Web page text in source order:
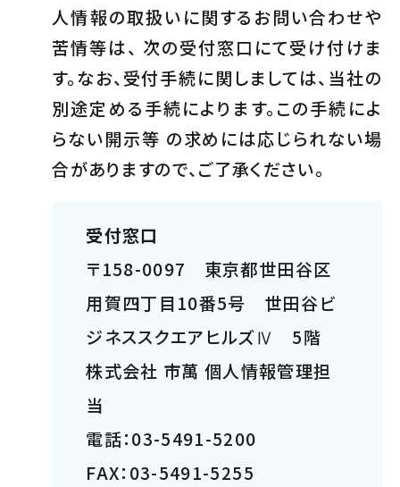
人情報の取扱いに関するお問い合わせや
苦情等は、 次の受付窓口にて受け付けま
す。なお、受付手続に関しましては、当社の
別途定める手続によります。この手続によ
らない開示等 の求めには応じられない場
合がありますので、ご了承ください。
受付窓口
〒158-0097 東京都世田谷区
用賀四丁目10番5号 世田谷ビ
ジネススクエアヒルズⅣ 5階
株式会社 市萬 個人情報管理担
当
電話：03-5491-5200
FAX：03-5491-5255